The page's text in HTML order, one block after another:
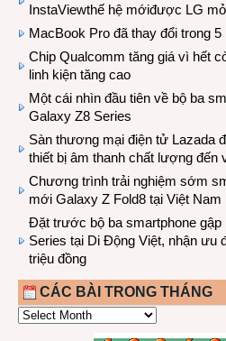
InstaViewthế hệ mớiđược LG
MacBook Pro đã thay đổi trong 5
Chip Qualcomm tăng giá vì hết
linh kiện tăng cao
Một cái nhìn đầu tiên về bộ ba
Galaxy Z8 Series
Sàn thương mại điện tử Lazada
thiết bị âm thanh chất lượng đến
Chương trình trải nghiệm sớm
mới Galaxy Z Fold8 tại Việt Nam
Đặt trước bộ ba smartphone
Series tại Di Động Việt, nhận ưu
triệu đồng
CÁC BÀI TRONG THÁNG
CÁC